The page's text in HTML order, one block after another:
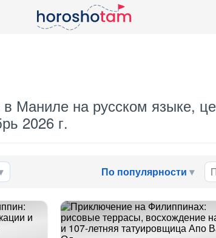
в Маниле на русском языке,
2026 г.
По популярности